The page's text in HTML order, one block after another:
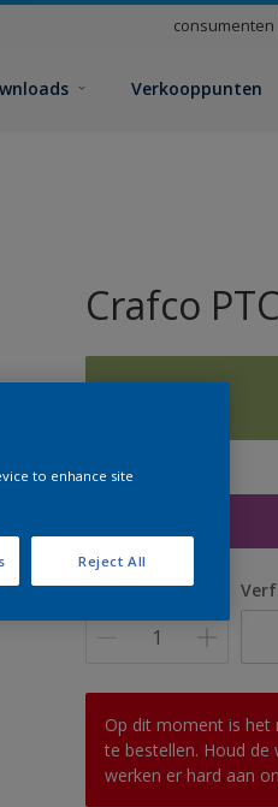
consumenten
Verkooppunten
Crafco PTC
J0.30.60
Grootte
Aantal
Op dit moment is het
te bestellen. Houd de
werken er hard aan
to enhance site
Reject All